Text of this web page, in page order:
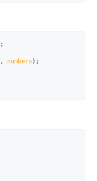
;
, numbers ) ;